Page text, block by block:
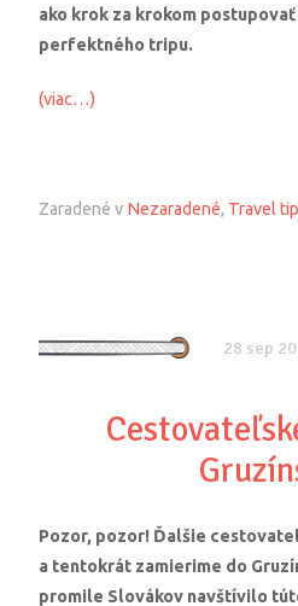
ako krok za krokom
perfektného tripu.
(viac…)
Zaradené v Nezaradené, Travel
28 sep
Pozor, pozor! Ďalšie
a tentokrát zamierime do
promile Slovákov navštívilo